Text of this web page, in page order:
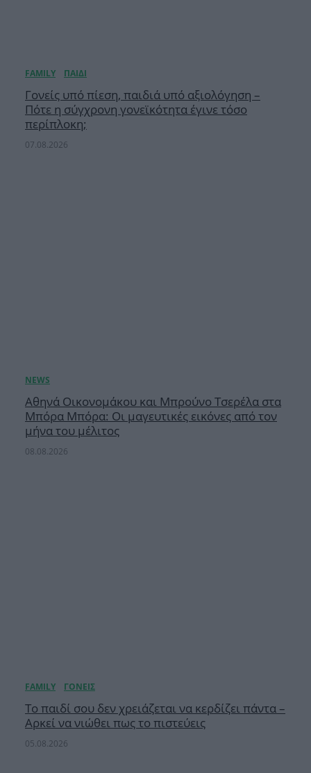
Γονείς υπό πίεση, παιδιά υπό αξιολόγηση –
Πότε η σύγχρονη γονεϊκότητα έγινε τόσο
περίπλοκη;
07.08.2026
Αθηνά Οικονομάκου και Μπρούνο Τσερέλα στα
Μπόρα Μπόρα: Οι μαγευτικές εικόνες από τον
μήνα του μέλιτος
08.08.2026
Το παιδί σου δεν χρειάζεται να κερδίζει πάντα –
Αρκεί να νιώθει πως το πιστεύεις
05.08.2026